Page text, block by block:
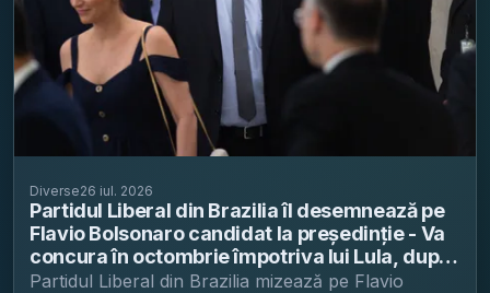
Diverse26 iul. 2026
Partidul Liberal din Brazilia îl desemnează pe
Flavio Bolsonaro candidat la președinție - Va
concura în octombrie împotriva lui Lula, după
condamnarea lui Jair Bolsonaro
Partidul Liberal din Brazilia mizează pe Flavio